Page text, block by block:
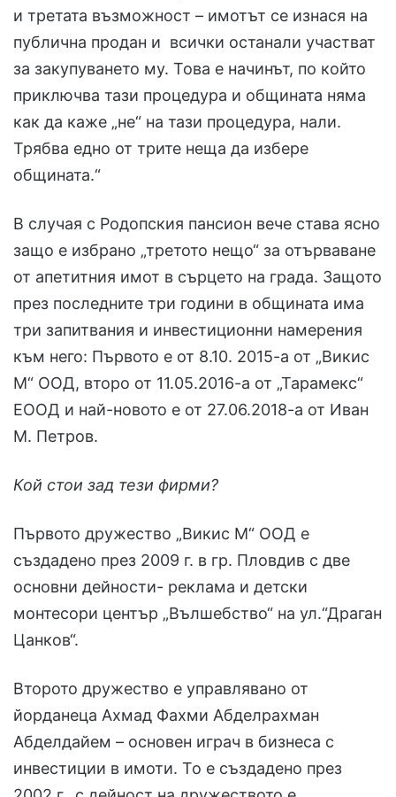
и третата възможност – имотът се изнася на
публична продан и всички останали участват
за закупуването му. Това е начинът, по който
приключва тази процедура и общината няма
как да каже „не“ на тази процедура, нали.
Трябва едно от трите неща да избере
общината.“
В случая с Родопския пансион вече става ясно
защо е избрано „третото нещо“ за отърваване
от апетитния имот в сърцето на града. Защото
през последните три години в общината има
три запитвания и инвестиционни намерения
към него: Първото е от 8.10. 2015-а от „Викис
М“ ООД, второ от 11.05.2016-а от „Тарамекс“
ЕООД и най-новото е от 27.06.2018-а от Иван
М. Петров.
Кой стои зад тези фирми?
Първото дружество „Викис М“ ООД е
създадено през 2009 г. в гр. Пловдив с две
основни дейности- реклама и детски
монтесори център „Вълшебство“ на ул.“Драган
Цанков“.
Второто дружество е управлявано от
йорданеца Ахмад Фахми Абделрахман
Абделдайем – основен играч в бизнеса с
инвестиции в имоти. То е създадено през